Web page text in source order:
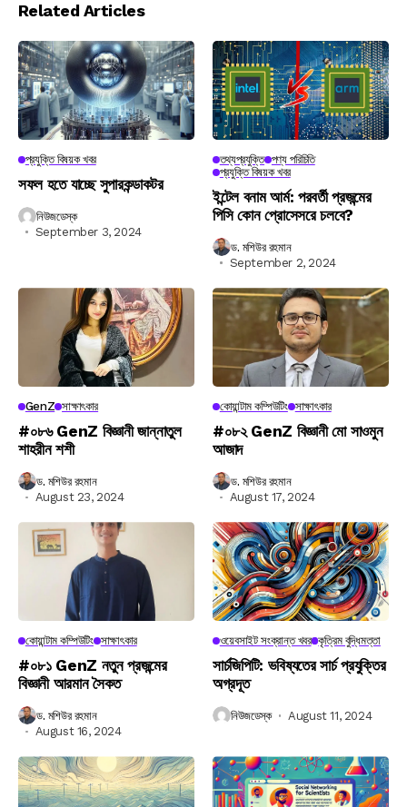
Related Articles
প্রযুক্তি বিষয়ক খবর
সফল হতে যাচ্ছে সুপারকন্ডাকটর
নিউজডেস্ক
September 3, 2024
তথ্যপ্রযুক্তি পণ্য পরিচিতি
প্রযুক্তি বিষয়ক খবর
ইন্টেল বনাম আর্ম: পরবর্তী প্রজন্মের
পিসি কোন প্রোসেসরে চলবে?
ড. মশিউর রহমান
September 2, 2024
GenZ সাক্ষাৎকার
#০৮৬ GenZ বিজ্ঞানী জান্নাতুল
শাহরীন শশী
ড. মশিউর রহমান
August 23, 2024
কোয়ান্টাম কম্পিউটিং সাক্ষাৎকার
#০৮২ GenZ বিজ্ঞানী মো সাওমুন
আজাদ
ড. মশিউর রহমান
August 17, 2024
কোয়ান্টাম কম্পিউটিং সাক্ষাৎকার
#০৮১ GenZ নতুন প্রজন্মের
বিজ্ঞানী আরমান সৈকত
ড. মশিউর রহমান
August 16, 2024
ওয়েবসাইট সংক্রান্ত খবর কৃত্রিম বুদ্ধিমত্তা
সার্চজিপিটি: ভবিষ্যতের সার্চ প্রযুক্তির
অগ্রদূত
নিউজডেস্ক August 11, 2024